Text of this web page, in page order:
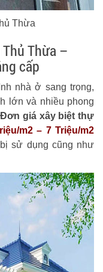
Thừa
Thừa –
cấp
nhà ở sang trọng,
lớn và nhiều phong
Đơn giá xây biệt thự
m2 – 7 Triệu/m2
sử dụng cũng như